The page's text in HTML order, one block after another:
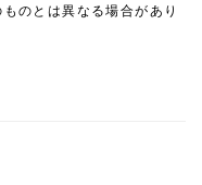
のとは異なる場合があり